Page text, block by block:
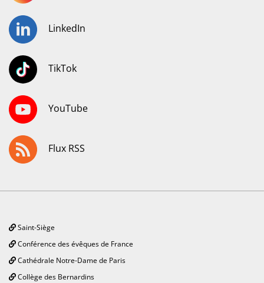
LinkedIn
TikTok
YouTube
Flux RSS
Saint-Siège
Conférence des évêques de France
Cathédrale Notre-Dame de Paris
Collège des Bernardins